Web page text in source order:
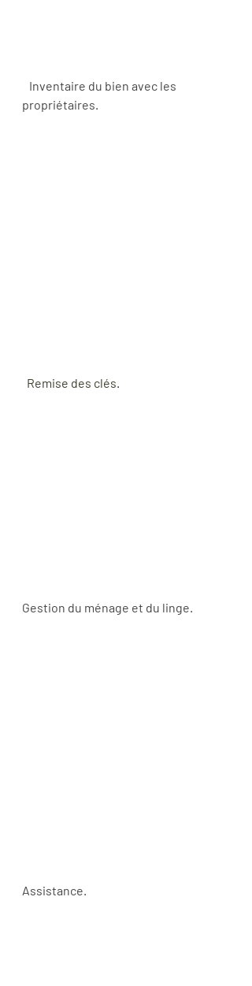
propriétaires.
  Remise des clés.
Gestion du ménage et du linge.
Assistance.